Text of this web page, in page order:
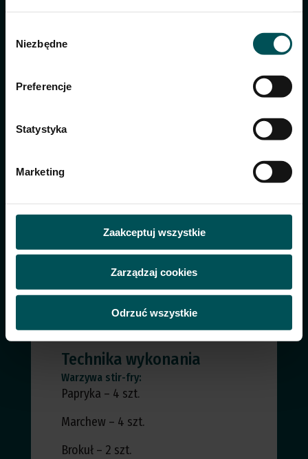
zgody
Niezbędne
Preferencje
Statystyka
Marketing
Zaakceptuj wszystkie
Zarządzaj cookies
Odrzuć wszystkie
Technika wykonania
Warzywa stir-fry:
Papryka – 4 szt.
Marchew – 4 szt.
Brokuł – 2 szt.